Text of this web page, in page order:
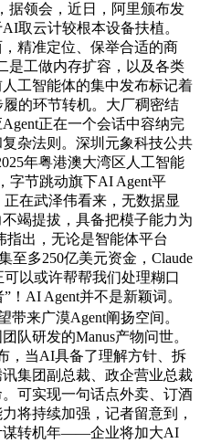
据领会，近日，阿里颁布发
取云计较根本设备扶植。
精准定位、保举合适的商
是工做内存扩容，以及各类
工智能体的集中发布标记着
的环节转机。大厂稠密结
正在一个会话中容纳完
杂法则。深圳元象科技公共
年粤港澳大湾区人工智能
字节跳动旗下AI Agent平
在武泽伟看来，无数据显
竭提拔，具备把模子能力为
指出，无论是智能体平台
至多250亿美元资金，Claude
以或许帮帮我们处理糊口
！AI Agent并不是新颖词。
带来广漠Agent阐扬空间。
队研发的Manus产物问世。
，当AI具备了理解方针、拆
集团副总裁、政企营业总裁
可实现一句话点外卖、订酒
将持续加强，记者留意到，
谋转机年——企业将加大AI